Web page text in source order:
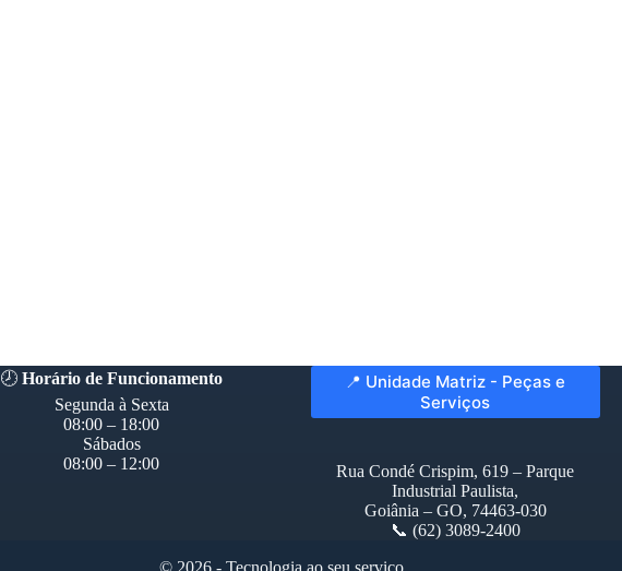
🕗Horário de Funcionamento
Segunda à Sexta
08:00 – 18:00
Sábados
08:00 – 12:00
📍 Unidade Matriz - Peças e
Serviços
Rua Condé Crispim, 619 – Parque
Industrial Paulista,
Goiânia – GO, 74463-030
📞 (62) 3089-2400
© 2026 - Tecnologia ao seu serviço.